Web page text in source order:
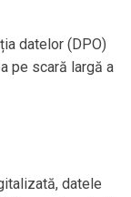
datelor (DPO)
pe scară largă a
datele